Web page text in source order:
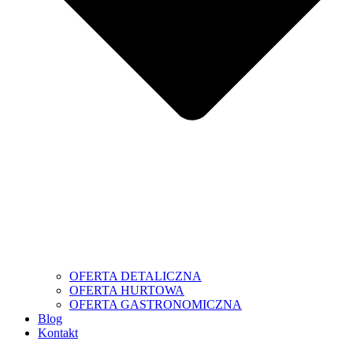
OFERTA DETALICZNA
OFERTA HURTOWA
OFERTA GASTRONOMICZNA
Blog
Kontakt